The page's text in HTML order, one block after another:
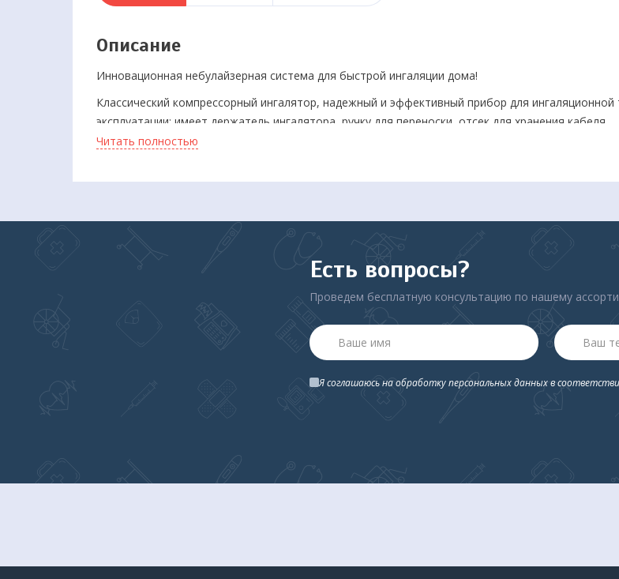
Описание
Инновационная небулайзерная система для быстрой ингаляции дома!
Классический компрессорный ингалятор, надежный и эффективный прибор для ингаляционной
эксплуатации: имеет держатель ингалятора, ручку для переноски, отсек для хранения кабеля.
Надежный и компактный компрессорный ингалятор прекрасно подойдет для домашнего
При использовании небулайзера Microlife NEB 50, можно использовать два варианта лечения:
терапии без применения системы клапанов и интенсивную терапию с использованием системы
Небулайзер Microlife Neb 50 – один из самых надежных и комфортных ингаляторов. В
продается более 5 лет и отлично зарекомендовала свое высокое качество.
Читать полностью
Есть вопросы?
Проведем бесплатную консультацию по нашему
Я соглашаюсь на обработку персональных данных в